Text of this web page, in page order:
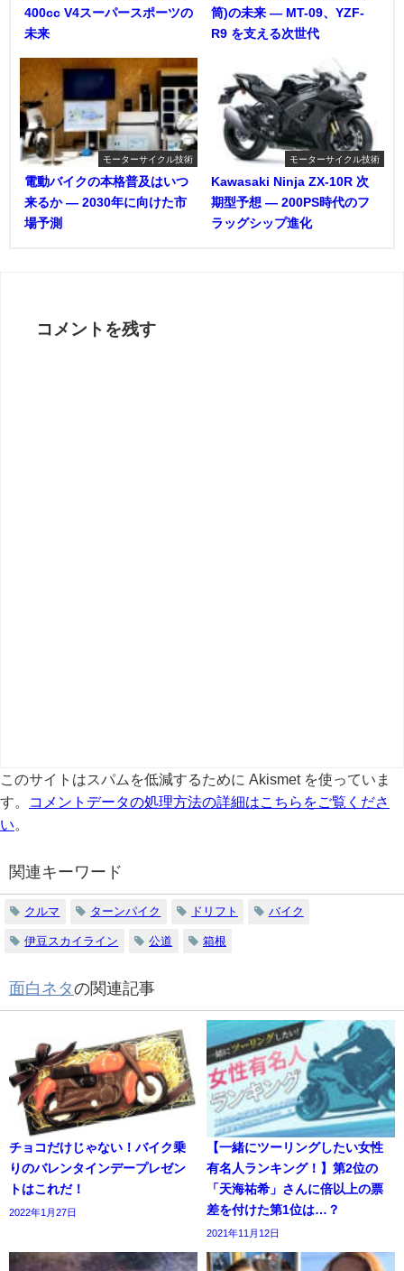
400cc V4スーパースポーツの
未来
筒)の未来 ― MT-09、YZF-
R9 を支える次世代
モーターサイクル技術
電動バイクの本格普及はいつ
来るか ― 2030年に向けた市
場予測
モーターサイクル技術
Kawasaki Ninja ZX-10R 次
期型予想 ― 200PS時代のフ
ラッグシップ進化
コメントを残す
このサイトはスパムを低減するために Akismet を使っていま
す。
コメントデータの処理方法の詳細はこちらをご覧くださ
い
関連キーワード
クルマ ターンパイク ドリフト バイク
伊豆スカイライン 公道 箱根
面白ネタの関連記事
チョコだけじゃない！バイク乗
りのバレンタインデープレゼン
トはこれだ！
2022年1月27日
【一緒にツーリングしたい女性
有名人ランキング！】第2位の
「天海祐希」さんに倍以上の票
差を付けた第1位は…？
2021年11月12日